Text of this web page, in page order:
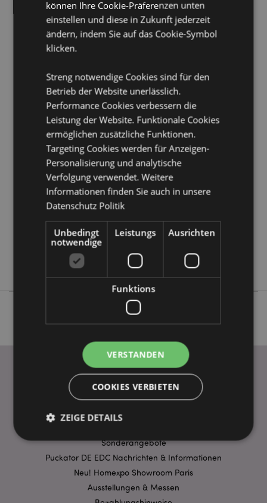
CE gekennzeichnetJa
Nicht geeignet für:0 - 3 Jahre
Sicherheitshinweis:
Möchten Sie mehr über den Einkauf bei Puckator
erfahren?
Kundeninformationen.
Produktattribute
Information
Höhe 10.5cm Breite 5.5cm Tiefe 6cm
5055071723070
Keine
Keine
Keine
WICHTIGE INFORMATION
Sonderangebote
Puckator DE EDC Nachrichten & Informationen
Neu! Homexpo Showroom Paris
Ausstellungen & Messen
können Ihre Cookie-Präferenzen unten
einstellen und diese in Zukunft jederzeit
ändern, indem Sie auf das Cookie-Symbol
klicken.
Streng notwendige Cookies sind für den
Betrieb der Website unerlässlich.
Performance Cookies verbessern die
Leistung der Website. Funktionale Cookies
ermöglichen zusätzliche Funktionen.
Targeting Cookies werden für Anzeigen-
Personalisierung und analytische
Verfolgung verwendet. Weitere
Informationen finden Sie auch in unsere
Datenschutz Politik
Unbedingt
notwendige
Leistungs Ausrichten
Funktions
VERSTANDEN
COOKIES VERBIETEN
ZEIGE DETAILS